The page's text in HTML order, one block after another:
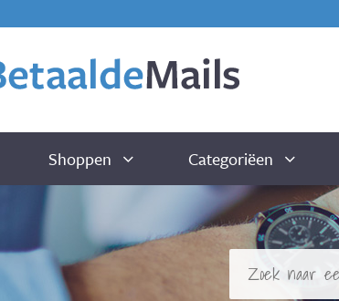
Shoppen Categoriëen